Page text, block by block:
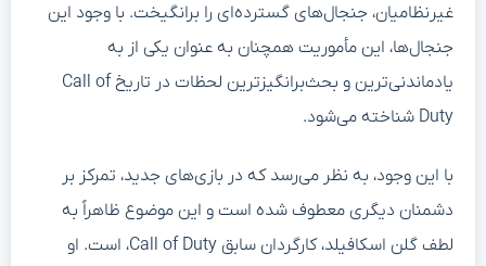
غیرنظامیان، جنجال‌های گسترده‌ای را برانگیخت. با وجود این
جنجال‌ها، این مأموریت همچنان به عنوان یکی از به
یادماندنی‌ترین و بحث‌برانگیزترین لحظات در تاریخ Call of
Duty شناخته می‌شود.
با این وجود، به نظر می‌رسد که در بازی‌های جدید، تمرکز بر
دشمنان دیگری معطوف شده است و این موضوع ظاهراً به
لطف گلن اسکافیلد، کارگردان سابق Call of Duty، است. او